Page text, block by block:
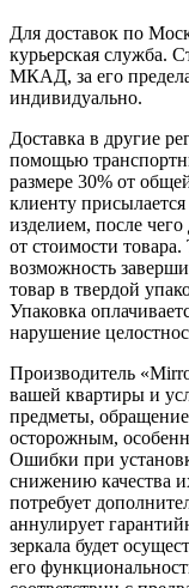
Для доставок по
курьерская служба.
МКАД, за его
индивидуально.
Доставка в другие
помощью
размере 30% от
клиенту
изделием, после
от стоимости
возможность
товар в твердой
Упаковка
нарушение
Производитель
вашей квартиры и
предметы,
осторожным,
Ошибки при
снижению качества
потребует
аннулирует
зеркала будет
его